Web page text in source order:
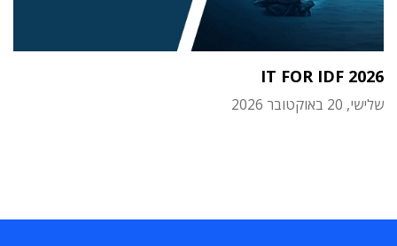
IT FOR IDF 2026
שלישי, 20 באוקטובר 2026